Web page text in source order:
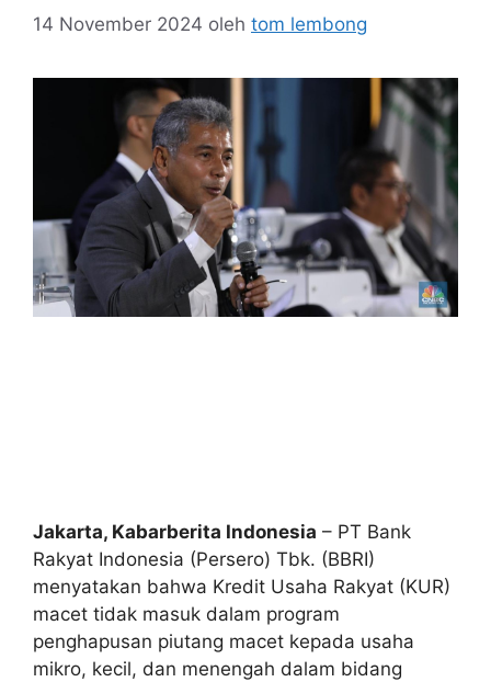
14 November 2024 oleh tom lembong
Jakarta, Kabarberita Indonesia – PT Bank
Rakyat Indonesia (Persero) Tbk. (BBRI)
menyatakan bahwa Kredit Usaha Rakyat (KUR)
macet tidak masuk dalam program
penghapusan piutang macet kepada usaha
mikro, kecil, dan menengah dalam bidang